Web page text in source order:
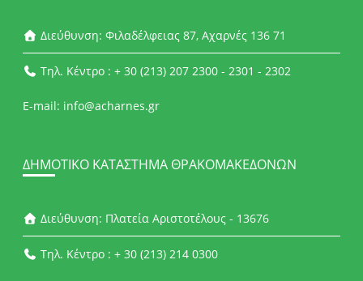
Διεύθυνση: Φιλαδέλφειας 87, Αχαρνές 136 71
Τηλ. Κέντρο : + 30 (213) 207 2300 - 2301 - 2302
E-mail: info@acharnes.gr
ΔΗΜΟΤΙΚΌ ΚΑΤΆΣΤΗΜΑ ΘΡΑΚΟΜΑΚΕΔΌΝΩΝ
Διεύθυνση: Πλατεία Αριστοτέλους - 13676
Τηλ. Κέντρο : + 30 (213) 214 0300